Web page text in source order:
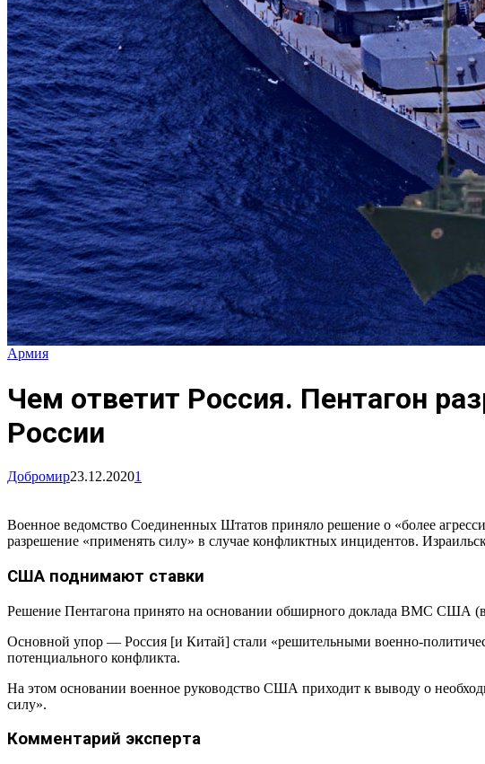
Армия
Чем ответит Россия. Пентагон
России
Добромир23.12.20201
Военное ведомство Соединенных Штатов приняло решение о «более
разрешение «применять силу» в случае конфликтных инцидентов.
США поднимают ставки
Решение Пентагона принято на основании обширного доклада ВМС США
Основной упор — Россия [и Китай] стали «решительными военно-
потенциального конфликта.
На этом основании военное руководство США приходит к выводу о
силу».
Комментарий эксперта